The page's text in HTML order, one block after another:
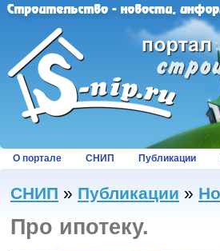
О портале СНИП Публикации
СНИП » Публикации »
Про ипотеку.